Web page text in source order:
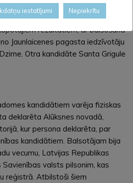
pagastā. Atbilstoši
un pašvaldības vienotā klientu
rezultātiem, ar balsošanā
Jaunlaicenes pagasta iedzīvotāju
Otra kandidāte Santa Grigule
kandidātiem varēja fiziskas
deklarēta Alūksnes novadā,
kur persona deklarēta, par
kandidātiem. Balsotājam bija
vecumu, Latvijas Republikas
valsts pilsonim, kas
reģistrā. Atbilstoši šiem
iestatījumi Nepiekrītu